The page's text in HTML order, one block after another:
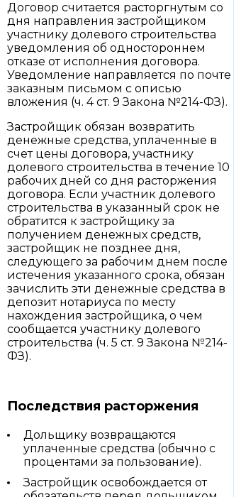
Договор считается расторгнутым со
дня направления застройщиком
участнику долевого строительства
уведомления об одностороннем
отказе от исполнения договора.
Уведомление направляется по почте
заказным письмом с описью
вложения (ч. 4 ст. 9 Закона №214-ФЗ).
Застройщик обязан возвратить
денежные средства, уплаченные в
счет цены договора, участнику
долевого строительства в течение 10
рабочих дней со дня расторжения
договора. Если участник долевого
строительства в указанный срок не
обратится к застройщику за
получением денежных средств,
застройщик не позднее дня,
следующего за рабочим днем после
истечения указанного срока, обязан
зачислить эти денежные средства в
депозит нотариуса по месту
нахождения застройщика, о чем
сообщается участнику долевого
строительства (ч. 5 ст. 9 Закона №214-
ФЗ).
Последствия расторжения
Дольщику возвращаются
уплаченные средства (обычно с
процентами за пользование).
Застройщик освобождается от